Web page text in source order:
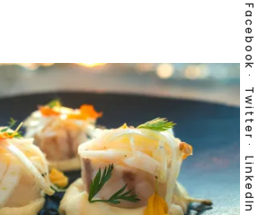
Facebook
Twitter
LinkedIn